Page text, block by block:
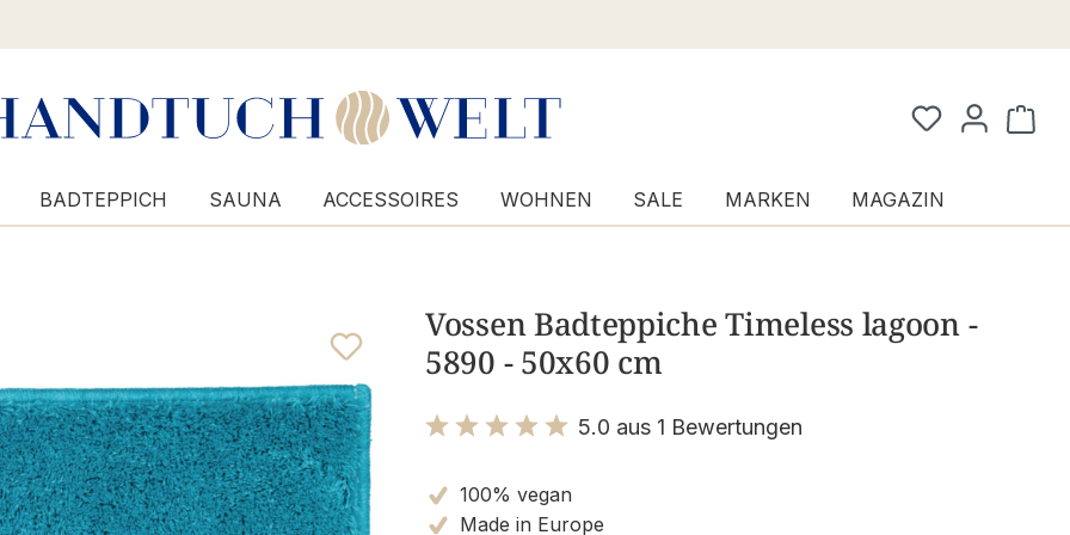
BADTEPPICH SAUNA ACCESSOIRES WOHNEN SALE MARKEN MAGAZIN
Vossen Badteppiche Timeless lagoon -
5890 - 50x60 cm
5.0 aus 1 Bewertungen
100% vegan
Made in Europe